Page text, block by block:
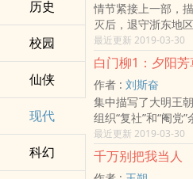
历史
校园
仙侠
现代
科幻
是如『白』的完美
清风街、陕西乃至
作，既传统又现代
厚，内心却波澜万
事，绵密的细节，
真状态，并对变化
茫，作了充满赤子
嚣，藏着哀伤，热
坚固的东西都烟消
巨大的沉默。
情节紧接上一部，
灭后，退守浙东地
的过程。在本卷中
同的道路。黄宗羲
襄和董小宛成为颠
上，柳如是则独自
曲折，最终又集结
大结局，本卷在继
结构更加开阔色彩
正义与邪恶、卑鄙
抗、腐朽与新生等
最近更新 2019-03-30
白门柳1：夕阳芳
作者 : 刘斯奋
集中描写了大明王
组织“复社”和“阉党
四公子之一的冒襄
情纠葛，竟同权臣
开脱，使江南的政
最近更新 2019-03-30
千万别把我当人